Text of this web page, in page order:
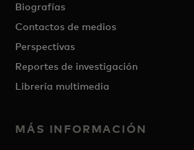
Biografías
Contactos de medios
Perspectivas
Reportes de investigación
Librería multimedia
MÁS INFORMACIÓN